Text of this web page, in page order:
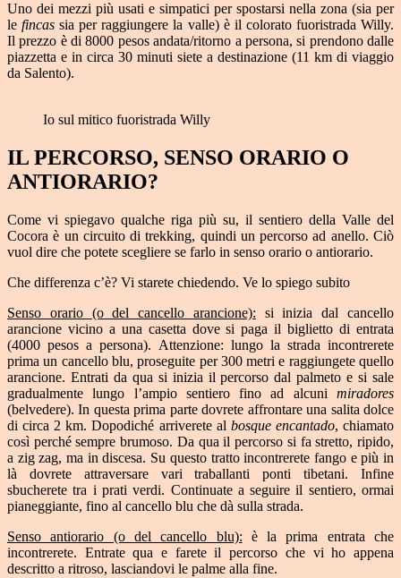
Uno dei mezzi più usati e simpatici per spostarsi nella zona (sia per
lefincas sia per raggiungere la valle) è il colorato fuoristrada Willy.
Il prezzo è di 8000 pesos andata/ritorno a persona, si prendono dalle
piazzetta e in circa 30 minuti siete a destinazione (11 km di viaggio
da Salento).
Io sul mitico fuoristrada Willy
IL PERCORSO, SENSO ORARIO O
ANTIORARIO?
Come vi spiegavo qualche riga più su, il sentiero della Valle del
Cocora è un circuito di trekking, quindi un percorso ad anello. Ciò
vuol dire che potete scegliere se farlo in senso orario o antiorario.
Che differenza c’è? Vi starete chiedendo. Ve lo spiego subito
Senso orario (o del cancello arancione): si inizia dal cancello
arancione vicino a una casetta dove si paga il biglietto di entrata
(4000 pesos a persona). Attenzione: lungo la strada incontrerete
prima un cancello blu, proseguite per 300 metri e raggiungete quello
arancione. Entrati da qua si inizia il percorso dal palmeto e si sale
gradualmente lungo l’ampio sentiero fino ad alcuni miradores
(belvedere). In questa prima parte dovrete affrontare una salita dolce
di circa 2 km. Dopodiché arriverete al bosque encantado, chiamato
così perché sempre brumoso. Da qua il percorso si fa stretto, ripido,
a zig zag, ma in discesa. Su questo tratto incontrerete fango e più in
là dovrete attraversare vari traballanti ponti tibetani. Infine
sbucherete tra i prati verdi. Continuate a seguire il sentiero, ormai
pianeggiante, fino al cancello blu che dà sulla strada.
Senso antiorario (o del cancello blu): è la prima entrata che
incontrerete. Entrate qua e farete il percorso che vi ho appena
descritto a ritroso, lasciandovi le palme alla fine.